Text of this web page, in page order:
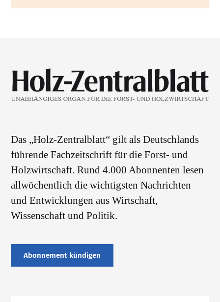
Das „Holz-Zentralblatt“ gilt als Deutschlands
führende Fachzeitschrift für die Forst- und
Holzwirtschaft. Rund 4.000 Abonnenten lesen
allwöchentlich die wichtigsten Nachrichten
und Entwicklungen aus Wirtschaft,
Wissenschaft und Politik.
Abonnement kündigen